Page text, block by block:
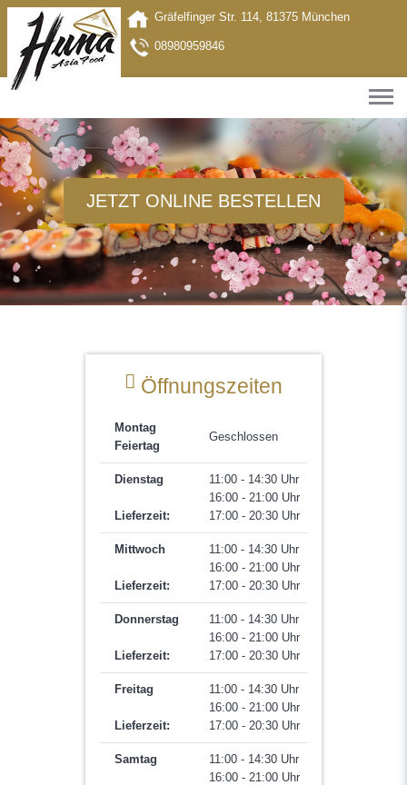
Gräfelfinger Str. 114, 81375 München
08980959846
JETZT ONLINE BESTELLEN
Öffnungszeiten
Montag
Feiertag
Geschlossen
Dienstag
Lieferzeit:
11:00 - 14:30 Uhr
16:00 - 21:00 Uhr
17:00 - 20:30 Uhr
Mittwoch
Lieferzeit:
11:00 - 14:30 Uhr
16:00 - 21:00 Uhr
17:00 - 20:30 Uhr
Donnerstag
Lieferzeit:
11:00 - 14:30 Uhr
16:00 - 21:00 Uhr
17:00 - 20:30 Uhr
Freitag
Lieferzeit:
11:00 - 14:30 Uhr
16:00 - 21:00 Uhr
17:00 - 20:30 Uhr
Samtag
11:00 - 14:30 Uhr
16:00 - 21:00 Uhr